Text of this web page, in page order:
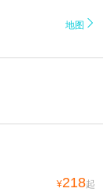
地图 
¥218起